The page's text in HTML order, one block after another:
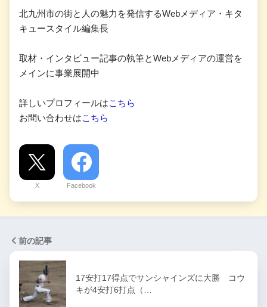
北九州市の街と人の魅力を発信するWebメディア・キタ
キュースタイル編集長
取材・インタビュー記事の執筆とWebメディアの運営を
メインに事業展開中
詳しいプロフィールはこちら
お問い合わせはこちら
X Facebook
前の記事
17安打17得点でサンシャインズに大勝 コウ
キが4安打6打点（…